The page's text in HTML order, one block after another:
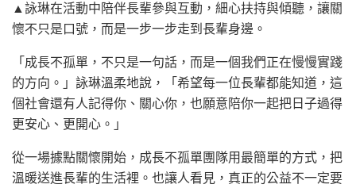
▲詠琳在活動中陪伴長輩參與互動，細心扶持與傾聽，讓關
懷不只是口號，而是一步一步走到長輩身邊。
「成長不孤單，不只是一句話，而是一個我們正在慢慢實踐
的方向。」詠琳溫柔地說，「希望每一位長輩都能知道，這
個社會還有人記得你、關心你，也願意陪你一起把日子過得
更安心、更開心。」
從一場據點關懷開始，成長不孤單團隊用最簡單的方式，把
溫暖送進長輩的生活裡。也讓人看見，真正的公益不一定要